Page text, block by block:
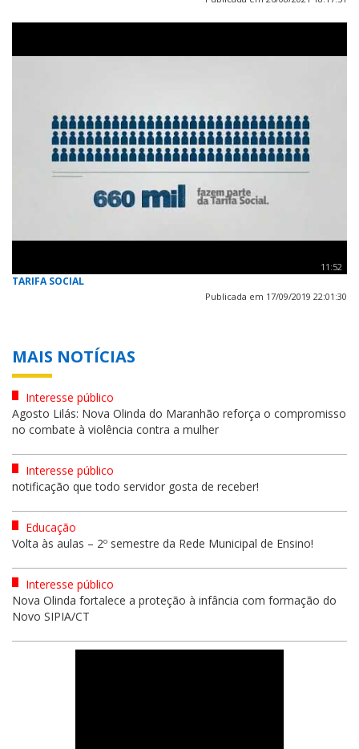
11:52
TARIFA SOCIAL
Publicada em 17/09/2019 22:01:30
MAIS NOTÍCIAS
Interesse público
Agosto Lilás: Nova Olinda do Maranhão reforça o compromisso
no combate à violência contra a mulher
Interesse público
notificação que todo servidor gosta de receber!
Educação
Volta às aulas – 2º semestre da Rede Municipal de Ensino!
Interesse público
Nova Olinda fortalece a proteção à infância com formação do
Novo SIPIA/CT